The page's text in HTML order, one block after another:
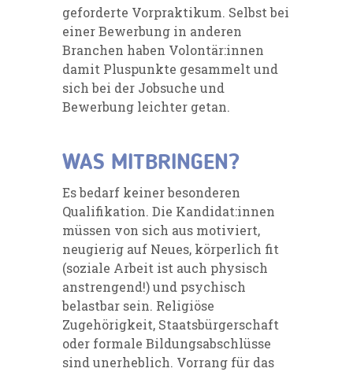
geforderte Vorpraktikum. Selbst bei
einer Bewerbung in anderen
Branchen haben Volontär:innen
damit Pluspunkte gesammelt und
sich bei der Jobsuche und
Bewerbung leichter getan.
WAS MITBRINGEN?
Es bedarf keiner besonderen
Qualifikation. Die Kandidat:innen
müssen von sich aus motiviert,
neugierig auf Neues, körperlich fit
(soziale Arbeit ist auch physisch
anstrengend!) und psychisch
belastbar sein. Religiöse
Zugehörigkeit, Staatsbürgerschaft
oder formale Bildungsabschlüsse
sind unerheblich. Vorrang für das